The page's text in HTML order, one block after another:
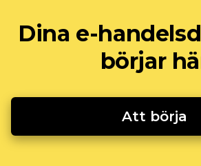
Dina e-
börjar
Att börja